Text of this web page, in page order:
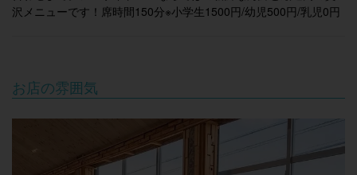
沢メニューです！席時間150分※小学生1500円/幼児500円/乳児0円
お店の雰囲気